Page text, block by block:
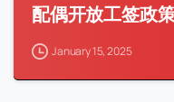
配偶开放工签政
January 15, 2025